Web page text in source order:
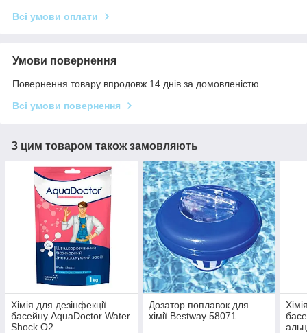
Всі умови оплати
Умови повернення
Повернення товару впродовж 14 днів за домовленістю
Всі умови повернення
З цим товаром також замовляють
Хімія для дезінфекції
басейну AquaDoctor Water
Shock O2
Дозатор поплавок для
хімії Bestway 58071